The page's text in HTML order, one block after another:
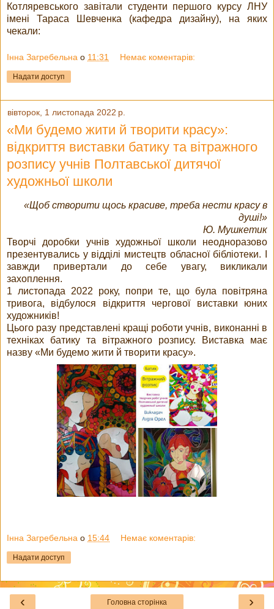
Котляревського завітали студенти першого курсу ЛНУ
імені Тараса Шевченка (кафедра дизайну), на яких
чекали:
Інна Загребельна о 11:31 Немає коментарів:
Надати доступ
вівторок, 1 листопада 2022 р.
«Ми будемо жити й творити красу»:
відкриття виставки батику та вітражного
розпису учнів Полтавської дитячої
художньої школи
«Щоб створити щось красиве, треба нести красу в
душі!»
Ю. Мушкетик
Творчі доробки учнів художньої школи неодноразово
презентувались у відділі мистецтв обласної бібліотеки. І
завжди привертали до себе увагу, викликали
захоплення.
1 листопада 2022 року, попри те, що була повітряна
тривога, відбулося відкриття чергової виставки юних
художників!
Цього разу представлені кращі роботи учнів, виконанні в
техніках батику та вітражного розпису. Виставка має
назву «Ми будемо жити й творити красу».
Інна Загребельна о 15:44 Немає коментарів:
Надати доступ
‹ ›
Головна сторінка